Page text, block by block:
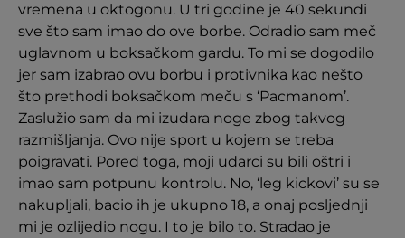
vremena u oktogonu. U tri godine je 40 sekundi
sve što sam imao do ove borbe. Odradio sam meč
uglavnom u boksačkom gardu. To mi se dogodilo
jer sam izabrao ovu borbu i protivnika kao nešto
što prethodi boksačkom meču s ‘Pacmanom’.
Zaslužio sam da mi izudara noge zbog takvog
razmišljanja. Ovo nije sport u kojem se treba
poigravati. Pored toga, moji udarci su bili oštri i
imao sam potpunu kontrolu. No, ‘leg kickovi’ su se
nakupljali, bacio ih je ukupno 18, a onaj posljednji
mi je ozlijedio nogu. I to je bilo to. Stradao je